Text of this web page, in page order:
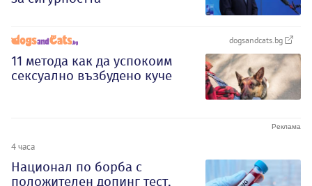
dogsandcats.bg
11 метода как да успокоим
сексуално възбудено куче
4 часа
Национал по борба с
положителен допинг тест,